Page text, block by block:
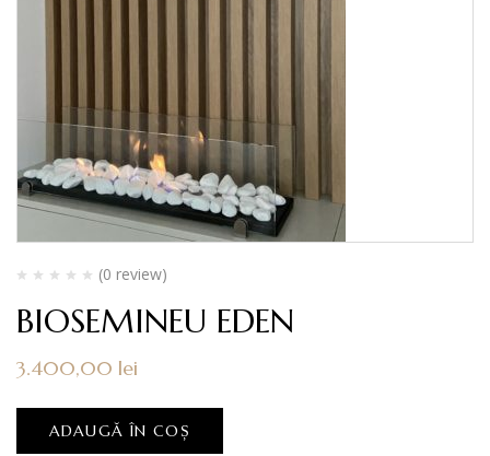
(0 review)
BIOSEMINEU EDEN
3.400,00 lei
ADAUGĂ ÎN COȘ